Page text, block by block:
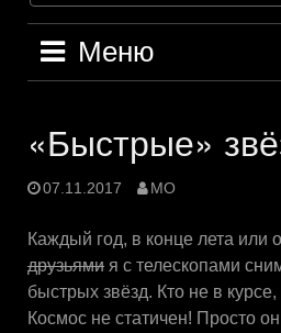
Меню
«Быстрые»
07.11.2017 MO
Каждый год, в конце лета или
друзьями я с телескопами
быстрых звёзд. Кто не в
Космос не статичен! Просто